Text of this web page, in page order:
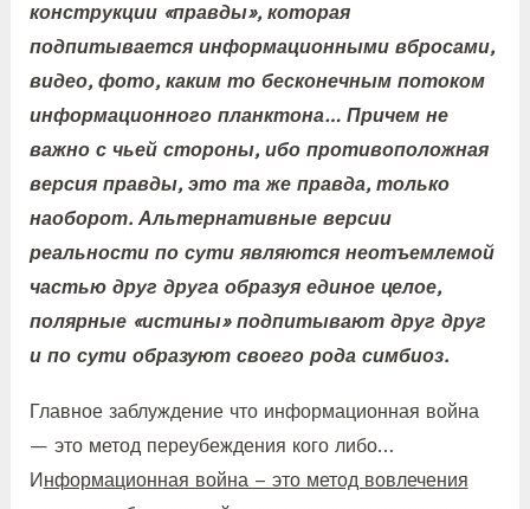
конструкции «правды», которая
подпитывается информационными вбросами,
видео, фото, каким то бесконечным потоком
информационного планктона… Причем не
важно с чьей стороны, ибо противоположная
версия правды, это та же правда, только
наоборот. Альтернативные версии
реальности по сути являются неотъемлемой
частью друг друга образуя единое целое,
полярные «истины» подпитывают друг друг
и по сути образуют своего рода симбиоз.
Главное заблуждение что информационная война
— это метод переубеждения кого либо…
И нформационная война – это метод вовлечения